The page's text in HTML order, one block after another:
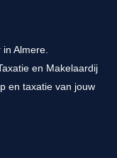
Almere.
en Makelaardij
en taxatie van jouw